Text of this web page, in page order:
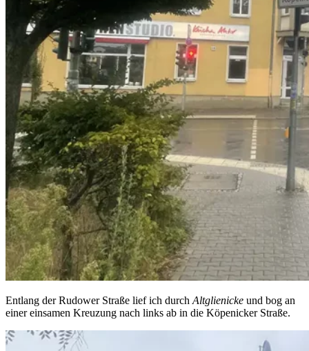
Entlang der Rudower Straße lief ich durch Altglienicke und bog an
einer einsamen Kreuzung nach links ab in die Köpenicker Straße.